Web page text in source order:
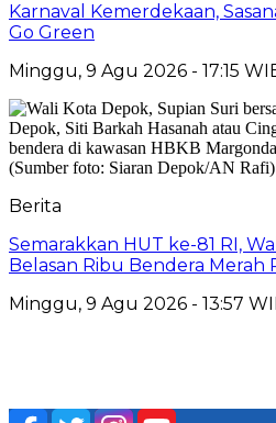
Karnaval Kemerdekaan,
Go Green
Minggu, 9 Agu 2026 - 17:15
Berita
Semarakkan HUT ke-81 RI,
Belasan Ribu Bendera Merah
Minggu, 9 Agu 2026 - 13:57